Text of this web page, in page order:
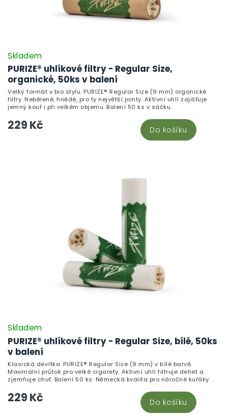
PURIZE® uhlíkové filtry - Regular Size,
organické, 50ks v balení
Skladem
229 Kč Do košíku
Velký formát v bio stylu. PURIZE® Regular Size (9 mm) organické
filtry. Nebělené, hnědé, pro ty největší jointy. Aktivní uhlí zajišťuje
jemný kouř i při velkém objemu. Balení 50 ks v sáčku.
PURIZE® uhlíkové filtry - Regular Size, bílé, 50ks
v balení
Skladem
229 Kč Do košíku
Klasická devítka. PURIZE® Regular Size (9 mm) v bílé barvě.
Maximální průtok pro velké cigarety. Aktivní uhlí filtruje dehet a
zjemňuje chuť. Balení 50 ks. Německá kvalita pro náročné kuřáky.